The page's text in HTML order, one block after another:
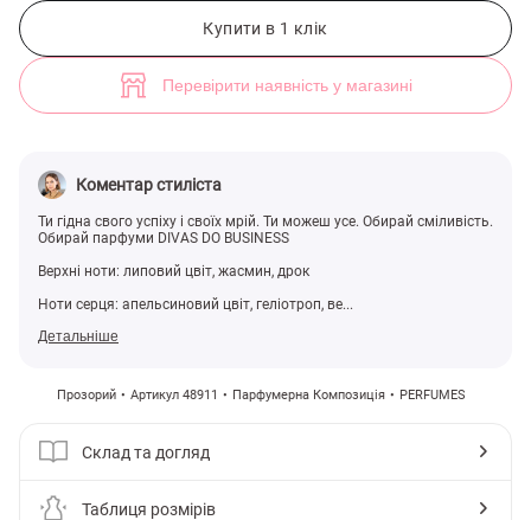
Купити в 1 клік
Перевірити наявність у магазині
Коментар стиліста
Ти гідна свого успіху і своїх мрій. Ти можеш усе. Обирай сміливість.
Обирай парфуми DIVAS DO BUSINESS
Верхні ноти: липовий цвіт, жасмин, дрок
Ноти серця: апельсиновий цвіт, геліотроп, ве...
Детальніше
Прозорий Артикул 48911 Парфумерна Композиція PERFUMES
Склад та догляд
Таблиця розмірів
Парфуми DIVAS DO BUSINESS (арт. 48911) ♡ інтернет-магазин Gepur